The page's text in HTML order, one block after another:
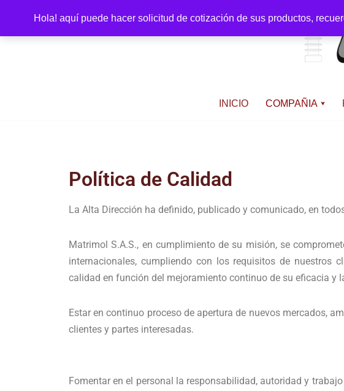
Hola! aquí puede hacer solicitud de cotización de sus productos,
Saltar
INICIO COMPAÑIA
Política de Calidad
La Alta Dirección ha definido, publicado y comunicado, en
Matrimol S.A.S., en cumplimiento de su misión, se
internacionales, cumpliendo con los requisitos de nuestros
calidad en función del mejoramiento continuo de su eficacia y
Estar en continuo proceso de apertura de nuevos mercados,
clientes y partes interesadas.
Fomentar en el personal la responsabilidad, autoridad y